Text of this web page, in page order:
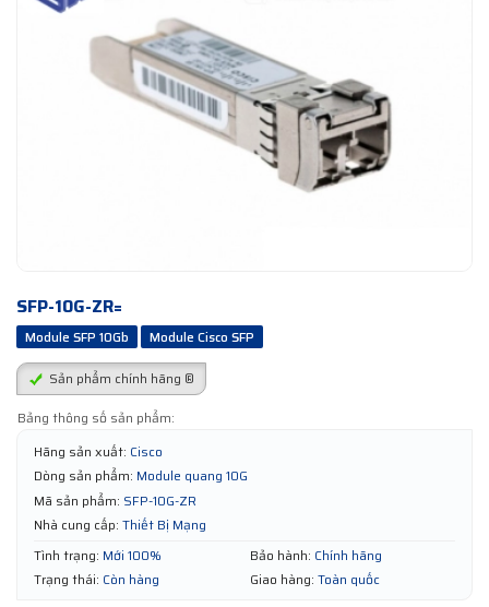
SFP-10G-ZR=
Module SFP 10Gb
Module Cisco SFP
Sản phẩm chính hãng ®
Bảng thông số sản phẩm:
Hãng sản xuất: Cisco
Dòng sản phẩm: Module quang 10G
Mã sản phẩm: SFP-10G-ZR
Nhà cung cấp: Thiết Bị Mạng
Tình trạng: Mới 100% Bảo hành: Chính hãng
Trạng thái: Còn hàng Giao hàng: Toàn quốc